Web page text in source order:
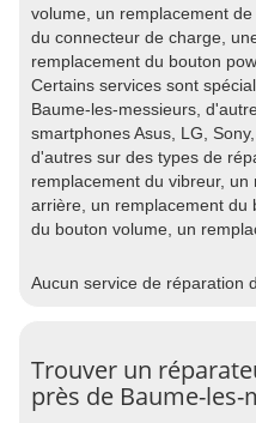
volume, un remplacement
du connecteur de charge,
remplacement du bouton
Certains services sont
Baume-les-messieurs,
smartphones Asus, LG,
d'autres sur des types de
remplacement du vibreur,
arrière, un remplacement du
du bouton volume, un
Aucun service de réparation
Trouver un
près de Baume-les-